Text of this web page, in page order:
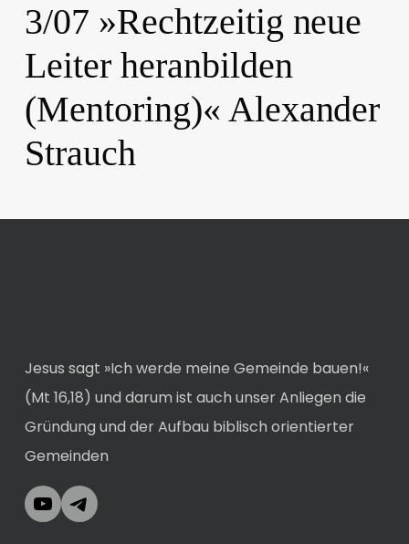
3/07 »Rechtzeitig neue
Leiter heranbilden
(Mentoring)« Alexander
Strauch
Jesus sagt »Ich werde meine Gemeinde bauen!«
(Mt 16,18) und darum ist auch unser Anliegen die
Gründung und der Aufbau biblisch orientierter
Gemeinden
YouTubeTelegram